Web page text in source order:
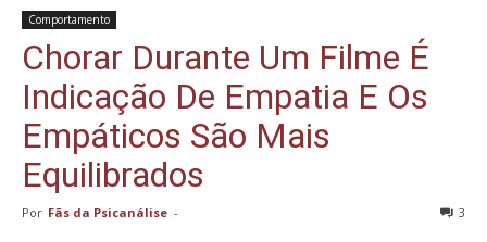
Comportamento
Chorar Durante Um Filme É
Indicação De Empatia E Os
Empáticos São Mais
Equilibrados
Por Fãs da Psicanálise - 3